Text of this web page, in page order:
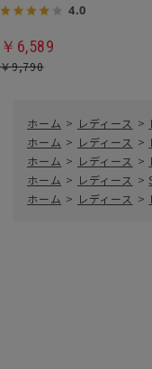
4.0
￥6,589
￥9,790
ホーム > レディース >
ホーム > レディース >
ホーム > レディース >
ホーム > レディース >
ホーム > レディース >